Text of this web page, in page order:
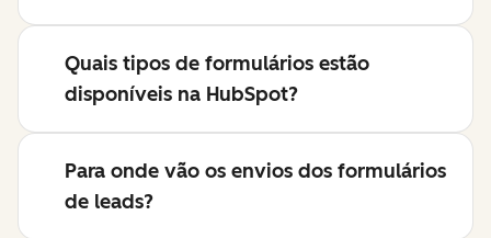
Quais tipos de formulários estão
disponíveis na HubSpot?
Para onde vão os envios dos formulários
de leads?